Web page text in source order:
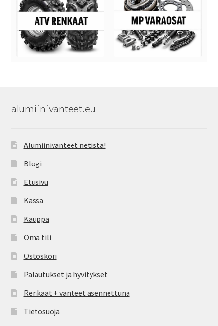
alumiinivanteet.eu
Alumiinivanteet netistä!
Blogi
Etusivu
Kassa
Kauppa
Oma tili
Ostoskori
Palautukset ja hyvitykset
Renkaat + vanteet asennettuna
Tietosuoja